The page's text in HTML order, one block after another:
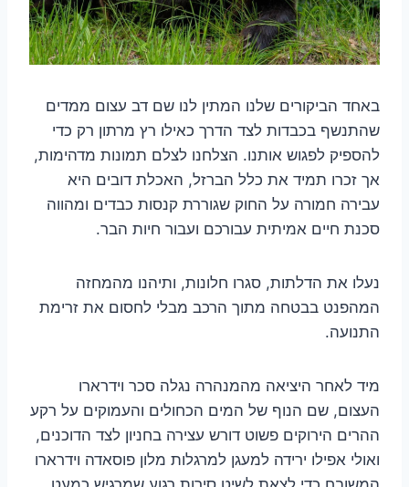
באחד הביקורים שלנו המתין לנו שם דב עצום ממדים
שהתנשף בכבדות לצד הדרך כאילו רץ מרתון רק כדי
להספיק לפגוש אותנו. הצלחנו לצלם תמונות מדהימות,
אך זכרו תמיד את כלל הברזל, האכלת דובים היא
עבירה חמורה על החוק שגוררת קנסות כבדים ומהווה
סכנת חיים אמיתית עבורכם ועבור חיות הבר.
נעלו את הדלתות, סגרו חלונות, ותיהנו מהמחזה
המהפנט בבטחה מתוך הרכב מבלי לחסום את זרימת
התנועה.
מיד לאחר היציאה מהמנהרה נגלה סכר וידרארו
העצום, שם הנוף של המים הכחולים והעמוקים על רקע
ההרים הירוקים פשוט דורש עצירה בחניון לצד הדוכנים,
ואולי אפילו ירידה למעגן למרגלות מלון פוסאדה וידרארו